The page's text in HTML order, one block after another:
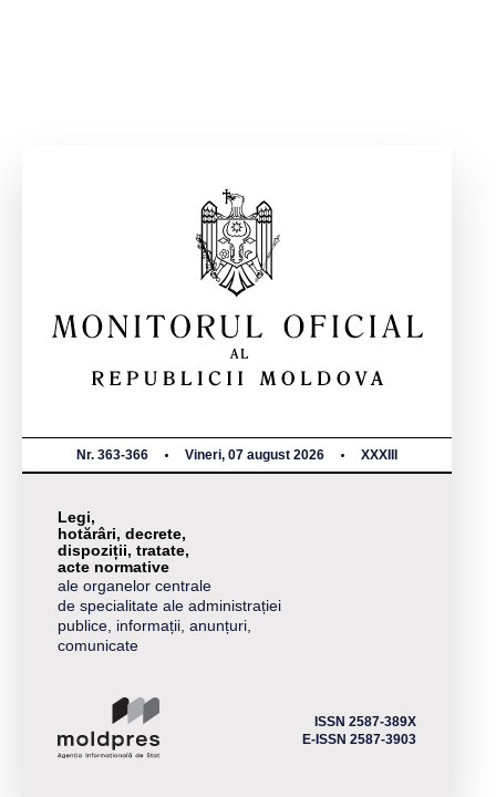
Nr. 363-366 Vineri, 07 august 2026 XXXIII
Legi,
hotărâri, decrete,
dispoziții, tratate,
acte normative
ale organelor centrale
de specialitate ale administrației
publice, informații, anunțuri,
comunicate
ISSN 2587-389X
E-ISSN 2587-3903